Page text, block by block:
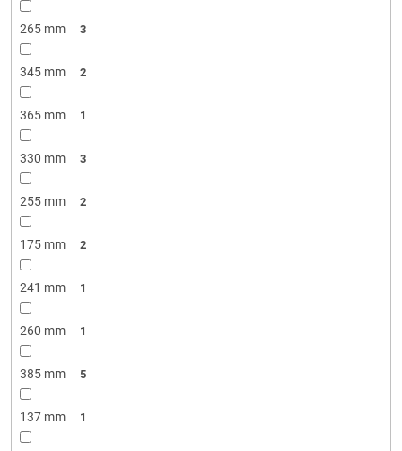
265 mm 3
345 mm 2
365 mm 1
330 mm 3
255 mm 2
175 mm 2
241 mm 1
260 mm 1
385 mm 5
137 mm 1